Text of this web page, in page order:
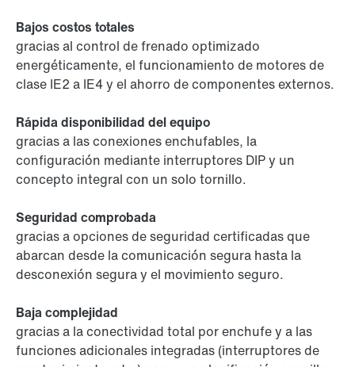
Bajos costos totales
gracias al control de frenado optimizado
energéticamente, el funcionamiento de motores de
clase IE2 a IE4 y el ahorro de componentes externos.
Rápida disponibilidad del equipo
gracias a las conexiones enchufables, la
configuración mediante interruptores DIP y un
concepto integral con un solo tornillo.
Seguridad comprobada
gracias a opciones de seguridad certificadas que
abarcan desde la comunicación segura hasta la
desconexión segura y el movimiento seguro.
Baja complejidad
gracias a la conectividad total por enchufe y a las
funciones adicionales integradas (interruptores de